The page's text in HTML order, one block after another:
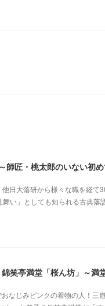
匠・桃太郎のいない初
大落研から様々な職を経て
い」としても知られる古典落
笑亭満堂「桜ん坊」～満
じみピンクの着物の人！三